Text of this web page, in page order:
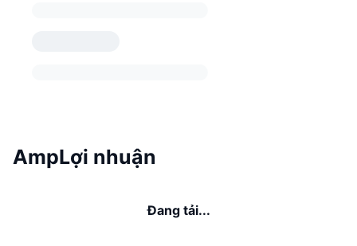
AmpLợi nhuận
Đang tải...